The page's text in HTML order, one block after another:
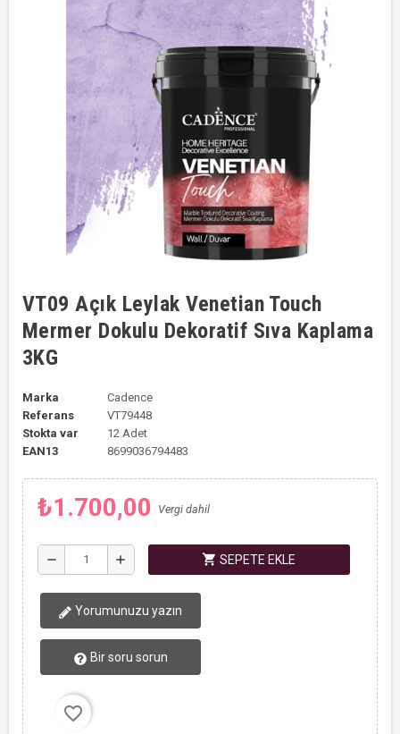
VT09 Açık Leylak Venetian Touch
Mermer Dokulu Dekoratif Sıva Kaplama
3KG
Marka
Cadence
Referans
VT79448
Stokta var
12 Adet
EAN13
8699036794483
₺1.700,00 Vergi dahil
remove add shopping_cart SEPETE EKLE
Yorumunuzu yazın
Bir soru sorun
favorite_border